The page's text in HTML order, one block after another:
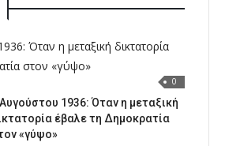
0
1936: Όταν η μεταξική
έβαλε τη Δημοκρατία
«γύψο»